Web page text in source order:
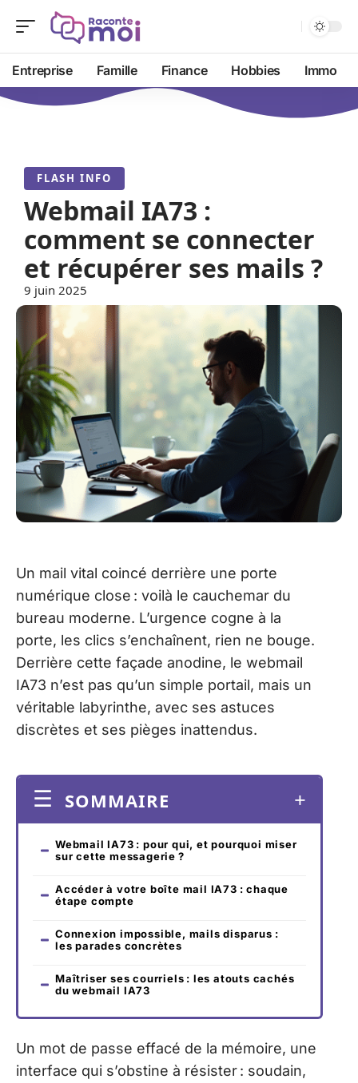
Entreprise Famille Finance Hobbies Immo
FLASH INFO
Webmail IA73 :
comment se connecter
et récupérer ses mails ?
9 juin 2025
Un mail vital coincé derrière une porte
numérique close : voilà le cauchemar du
bureau moderne. L’urgence cogne à la
porte, les clics s’enchaînent, rien ne bouge.
Derrière cette façade anodine, le webmail
IA73 n’est pas qu’un simple portail, mais un
véritable labyrinthe, avec ses astuces
discrètes et ses pièges inattendus.
SOMMAIRE
Webmail IA73 : pour qui, et pourquoi miser
sur cette messagerie ?
Accéder à votre boîte mail IA73 : chaque
étape compte
Connexion impossible, mails disparus :
les parades concrètes
Maîtriser ses courriels : les atouts cachés
du webmail IA73
Un mot de passe effacé de la mémoire, une
interface qui s’obstine à résister : soudain,